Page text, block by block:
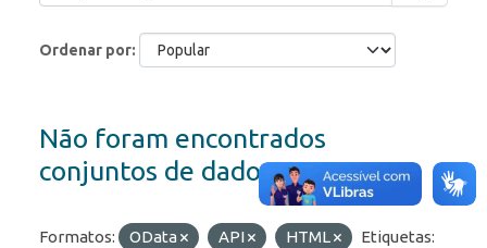
Ordenar por
Não foram encontrados
conjuntos de dados
Formatos: OData API HTML
Etiquetas: